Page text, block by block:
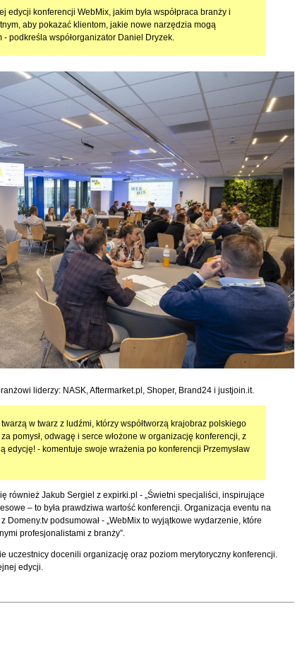
edycji konferencji WebMix, jakim była współpraca branży i
aby pokazać klientom, jakie nowe narzędzia mogą
podkreśla współorganizator Daniel Dryzek.
liderzy: NASK, Aftermarket.pl, Shoper, Brand24 i justjoin.it.
w twarz z ludźmi, którzy współtworzą krajobraz polskiego
pomysł, odwagę i serce włożone w organizację konferencji, z
edycję! - komentuje swoje wrażenia po konferencji Przemysław
również Jakub Sergiel z expirki.pl - „Świetni specjaliści, inspirujące
– to była prawdziwa wartość konferencji. Organizacja eventu na
Domeny.tv podsumował - „WebMix to wyjątkowe wydarzenie, które
profesjonalistami z branży”.
uczestnicy docenili organizację oraz poziom merytoryczny konferencji.
edycji.